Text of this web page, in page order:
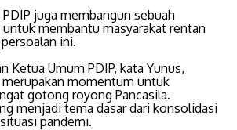
juga membangun sebuah
membantu masyarakat rentan
ini.
Ketua Umum PDIP, kata Yunus,
merupakan momentum untuk
gotong royong Pancasila.
menjadi tema dasar dari konsolidasi
pandemi.